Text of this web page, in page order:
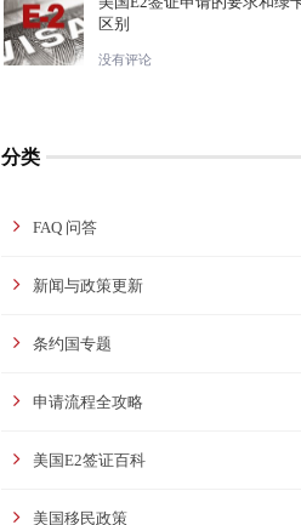
区别
没有评论
分类
FAQ 问答
新闻与政策更新
条约国专题
申请流程全攻略
美国E2签证百科
美国移民政策